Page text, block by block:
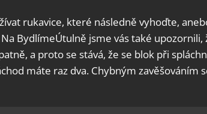
rukavice, které následně vyhoďte,
BydlímeÚtulně jsme vás také upozornili,
a proto se stává, že se blok při
máte raz dva. Chybným zavěšováním